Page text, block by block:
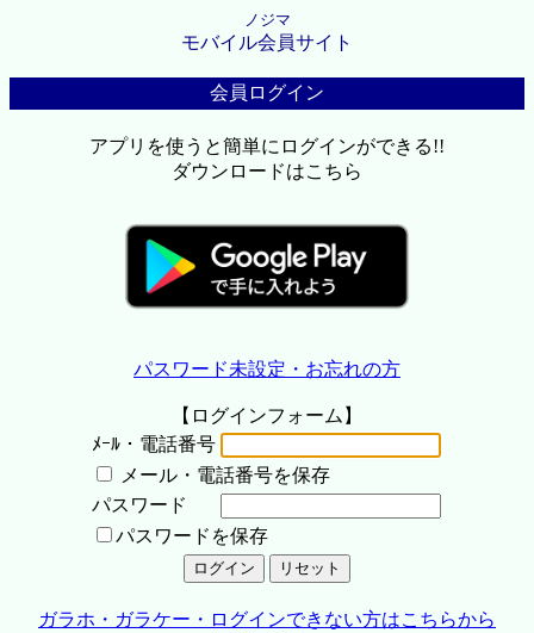
ノジマ
モバイル会員サイト
会員ログイン
アプリを使うと簡単にログインができる!!
ダウンロードはこちら
パスワード未設定・お忘れの方
【ログインフォーム】
ﾒｰﾙ・電話番号
メール・電話番号を保存
パスワード
パスワードを保存
ガラホ・ガラケー・ログインできない方はこちらから